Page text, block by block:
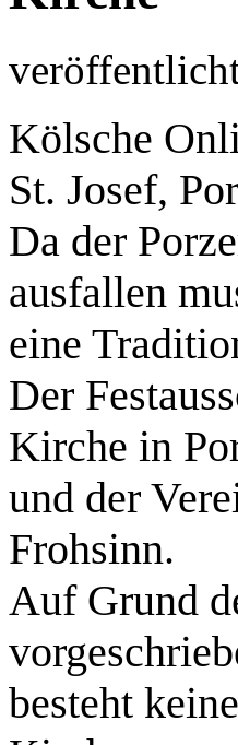
Kölsche
St. Josef,
Da der
ausfallen
eine
Der
Kirche in
und der
Frohsinn.
Auf Grund
besteht